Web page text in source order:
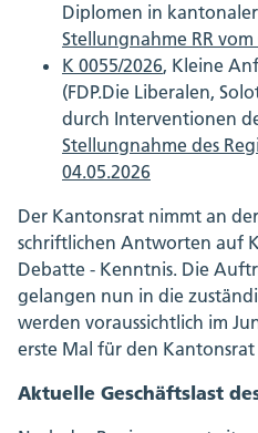
Diplomen in
Stellungnahme RR vom
K 0055/2026, Kleine
(FDP.Die Liberalen,
durch Interventionen
Stellungnahme des
04.05.2026
Der Kantonsrat nimmt an
schriftlichen Antworten auf
Debatte - Kenntnis. Die
gelangen nun in die
werden voraussichtlich im
erste Mal für den
Aktuelle Geschäftslast